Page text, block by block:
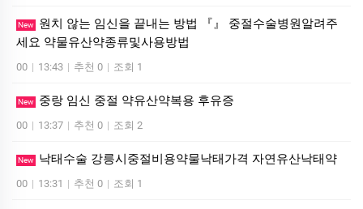
New
원치 않는 임신을 끝내는 방법 『』 중절수술병원알려주
세요 약물유산약종류및사용방법
00 | 13:43 | 추천 0 | 조회 1
New 중랑 임신 중절 약유산약복용 후유증
00 | 13:37 | 추천 0 | 조회 2
New 낙태수술 강릉시중절비용약물낙태가격 자연유산낙­태약
00 | 13:31 | 추천 0 | 조회 1